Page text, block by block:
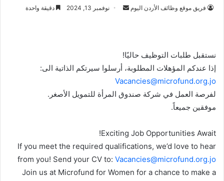
فريق موقع وظائف الأردن اليوم
أرسل نوفمبر 13, 2024 دقيقة واحدة
نستقبل طلبات التوظيف حاليًا!
إذا عندكم المؤهلات المطلوبة، أرسلوا سيرتكم الذاتية الى:
Vacancies@microfund.org.jo
لفرصة العمل في شركة صندوق المرأة للتمويل الأصغر.
موفقين جميعاً.
Exciting Job Opportunities Await!
If you meet the required qualifications, we’d love to hear
from you! Send your CV to: Vacancies@microfund.org.jo
Join us at Microfund for Women for a chance to make a